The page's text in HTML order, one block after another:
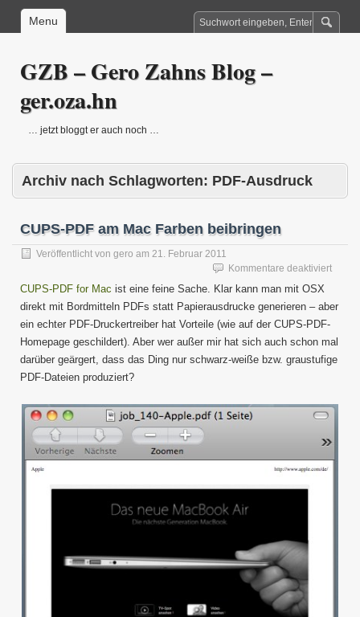
Menu
GZB – Gero Zahns Blog –
ger.oza.hn
… jetzt bloggt er auch noch …
Archiv nach Schlagworten: PDF-Ausdruck
CUPS-PDF am Mac Farben beibringen
Veröffentlicht von gero am 21. Februar 2011
Kommentare deaktiviertfür
am
CUPS-PDF for Mac ist eine feine Sache. Klar kann man mit OSX
direkt mit Bordmitteln PDFs statt Papierausdrucke generieren – aber
ein echter PDF-Druckertreiber hat Vorteile (wie auf der CUPS-PDF-
Homepage geschildert). Aber wer außer mir hat sich auch schon mal
darüber geärgert, dass das Ding nur schwarz-weiße bzw. graustufige
PDF-Dateien produziert?